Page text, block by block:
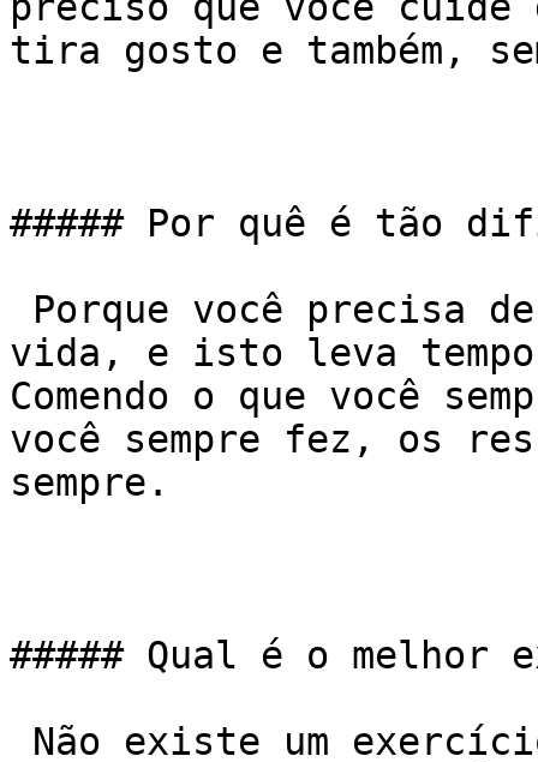
tira gosto e também,
##### Por quê é tão
vida, e isto leva
Comendo o que você
você sempre fez, os
sempre.
##### Qual é o melhor